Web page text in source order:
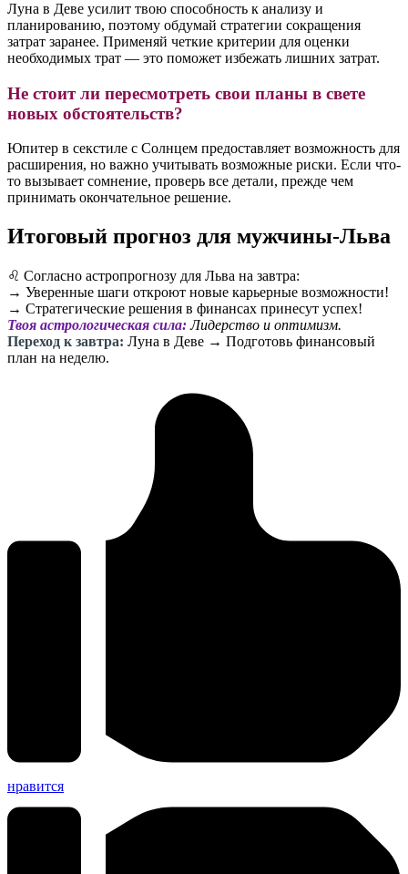
Луна в Деве усилит твою способность к анализу и
планированию, поэтому обдумай стратегии сокращения
затрат заранее. Применяй четкие критерии для оценки
необходимых трат — это поможет избежать лишних затрат.
Не стоит ли пересмотреть свои планы в свете
новых обстоятельств?
Юпитер в секстиле с Солнцем предоставляет возможность для
расширения, но важно учитывать возможные риски. Если что-
то вызывает сомнение, проверь все детали, прежде чем
принимать окончательное решение.
Итоговый прогноз для мужчины-Льва
♌️ Согласно астропрогнозу для Льва на завтра:
→ Уверенные шаги откроют новые карьерные возможности!
→ Стратегические решения в финансах принесут успех!
Твоя астрологическая сила:Лидерство и оптимизм.
Переход к завтра: Луна в Деве → Подготовь финансовый
план на неделю.
нравится